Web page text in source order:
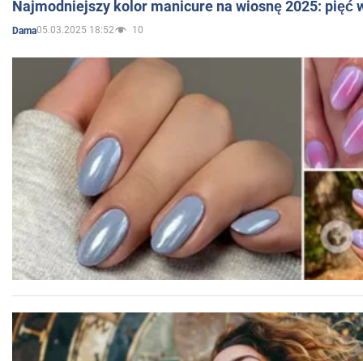
Najmodniejszy kolor manicure na wiosnę 2025: pięć
Dama05.03.2025 18:52 10